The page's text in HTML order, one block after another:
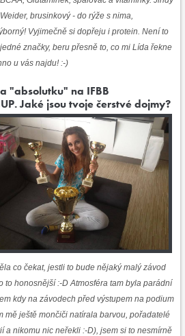
brusinkový - do rýže s nima,
Vyjimečně si dopřeju i protein. Není to
značky, beru přesně to, co mi Lída řekne
u vás najdu! :-)
"absolutku" na IFBB
Jaké jsou tvoječerstvé dojmy?
co čekat, jestli to bude nějaký malý závod
to honosnější :-D Atmosféra tam byla parádní
kdy na závodech před výstupem na podium
mě ještě mončiči natírala barvou, pořadatelé
a nikomu nic neřekli :-D), jsem si to nesmírně